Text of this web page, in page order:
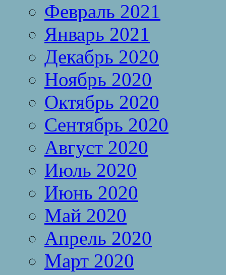
Февраль 2021
Январь 2021
Декабрь 2020
Ноябрь 2020
Октябрь 2020
Сентябрь 2020
Август 2020
Июль 2020
Июнь 2020
Май 2020
Апрель 2020
Март 2020